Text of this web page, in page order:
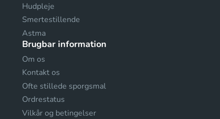
Hudpleje
Smertestillende
Astma
Brugbar information
Om os
Kontakt os
Ofte stillede sporgsmal
Ordrestatus
Vilkår og betingelser